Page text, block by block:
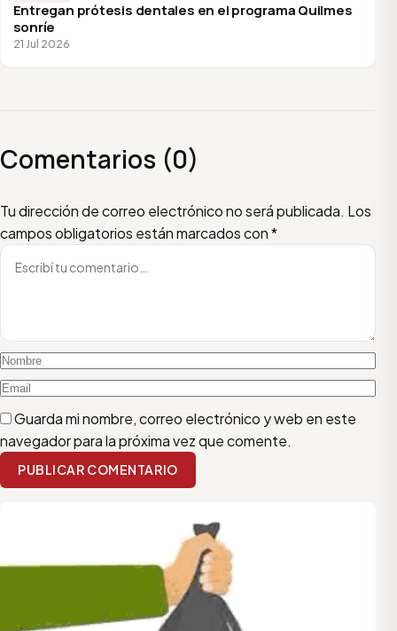
Entregan prótesis dentales en el programa Quilmes
sonríe
21 Jul 2026
Comentarios (0)
Tu dirección de correo electrónico no será publicada. Los
campos obligatorios están marcados con*
Escribí tu comentario
Nombre
Email
Guarda mi nombre, correo electrónico y web en este
navegador para la próxima vez que comente.
PUBLICAR COMENTARIO